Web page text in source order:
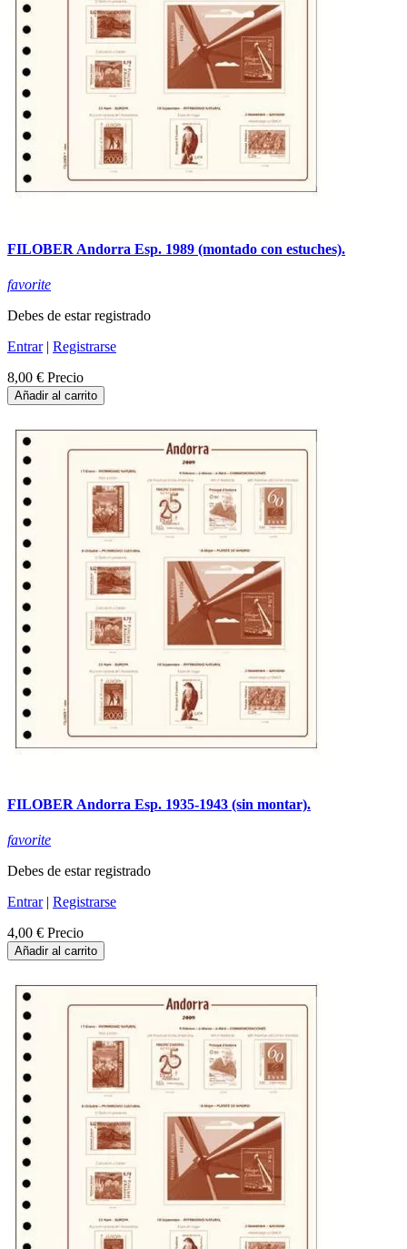
FILOBER Andorra Esp. 1989 (montado con estuches).
favorite
Debes de estar registrado
Entrar| Registrarse
8,00 € Precio
Añadir al carrito
FILOBER Andorra Esp. 1935-1943 (sin montar).
favorite
Debes de estar registrado
Entrar| Registrarse
4,00 € Precio
Añadir al carrito